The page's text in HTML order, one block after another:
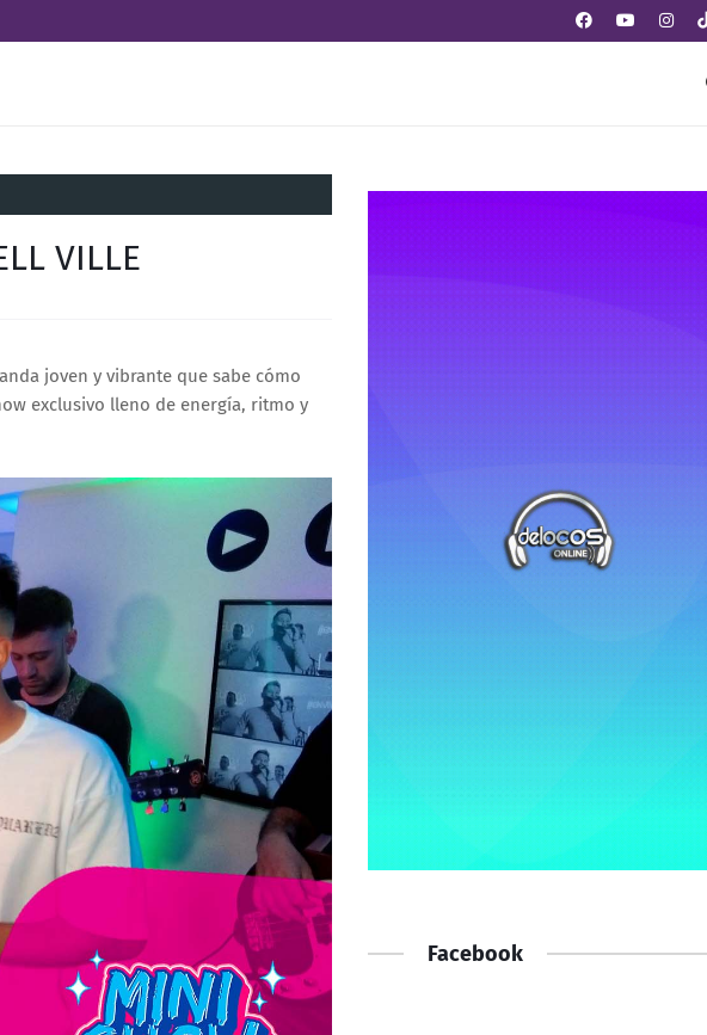
VILLE
joven y vibrante que sabe cómo
exclusivo lleno de energía, ritmo y
Facebook